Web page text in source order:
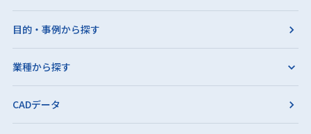
目的・事例から探す
業種から探す
CADデータ